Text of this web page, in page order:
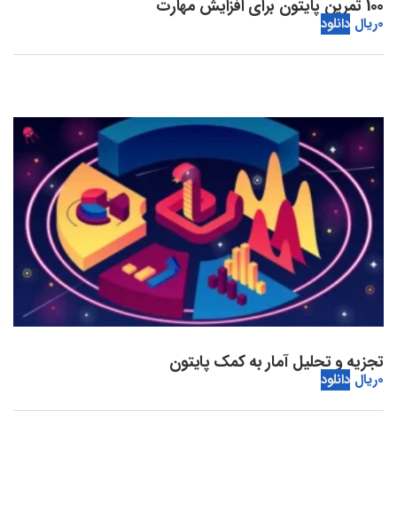
100 تمرین پایتون برای افزایش مهارت
0ریال دانلود
تجزیه و تحلیل آمار به کمک پایتون
0ریال دانلود